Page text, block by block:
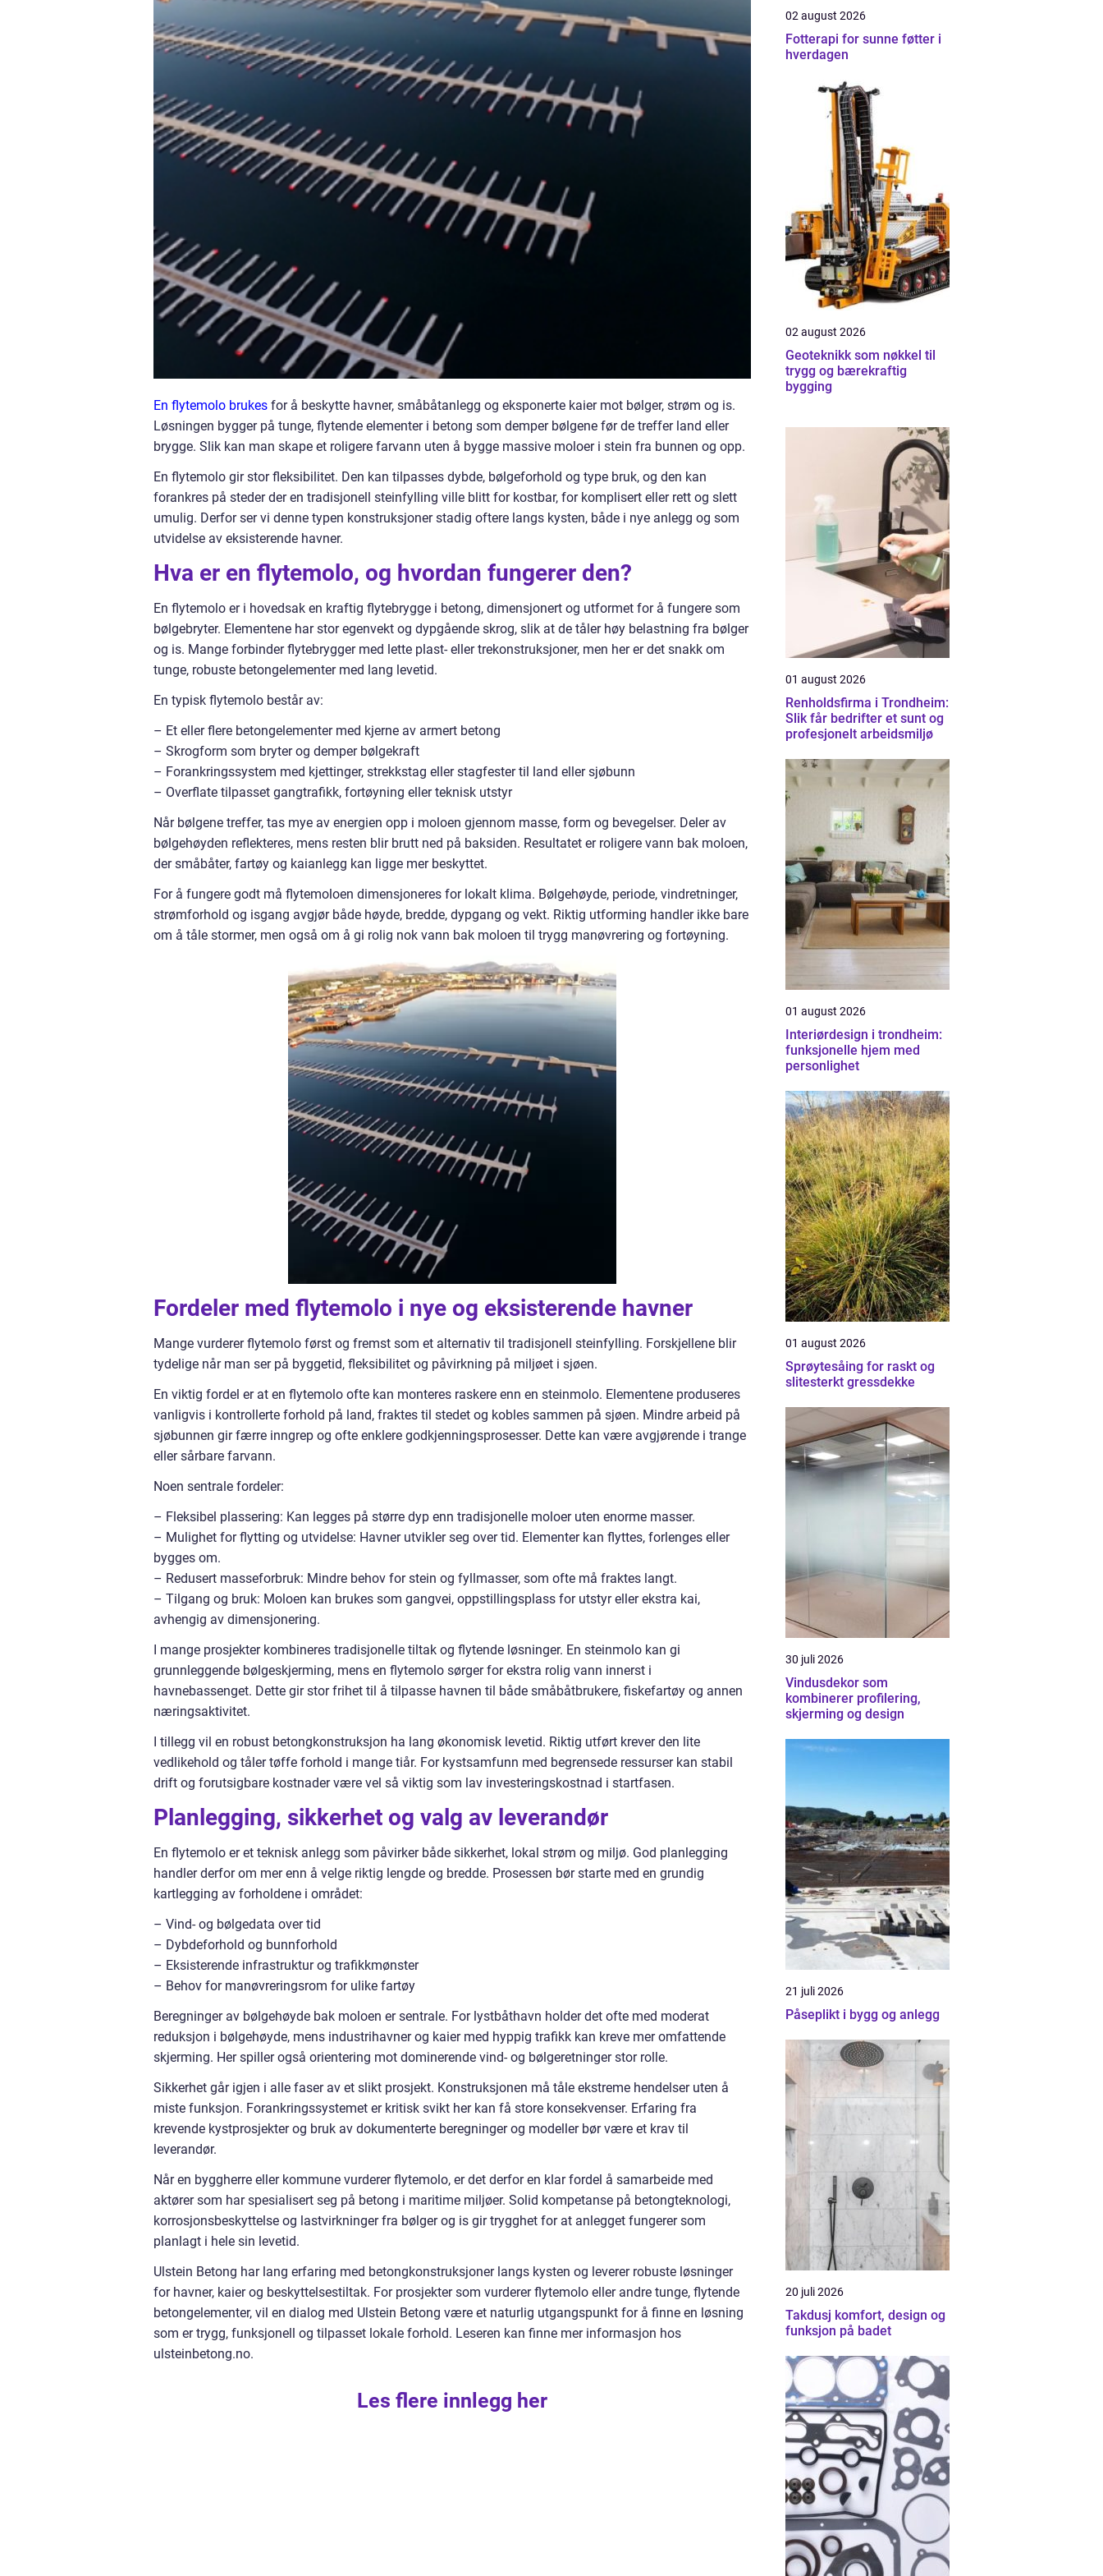
En flytemolo brukes for å beskytte havner, småbåtanlegg og eksponerte kaier mot bølger, strøm og is.
Løsningen bygger på tunge, flytende elementer i betong som demper bølgene før de treffer land eller
brygge. Slik kan man skape et roligere farvann uten å bygge massive moloer i stein fra bunnen og opp.
En flytemolo gir stor fleksibilitet. Den kan tilpasses dybde, bølgeforhold og type bruk, og den kan
forankres på steder der en tradisjonell steinfylling ville blitt for kostbar, for komplisert eller rett og slett
umulig. Derfor ser vi denne typen konstruksjoner stadig oftere langs kysten, både i nye anlegg og som
utvidelse av eksisterende havner.
Hva er en flytemolo, og hvordan fungerer den?
En flytemolo er i hovedsak en kraftig flytebrygge i betong, dimensjonert og utformet for å fungere som
bølgebryter. Elementene har stor egenvekt og dypgående skrog, slik at de tåler høy belastning fra bølger
og is. Mange forbinder flytebrygger med lette plast- eller trekonstruksjoner, men her er det snakk om
tunge, robuste betongelementer med lang levetid.
En typisk flytemolo består av:
– Et eller flere betongelementer med kjerne av armert betong
– Skrogform som bryter og demper bølgekraft
– Forankringssystem med kjettinger, strekkstag eller stagfester til land eller sjøbunn
– Overflate tilpasset gangtrafikk, fortøyning eller teknisk utstyr
Når bølgene treffer, tas mye av energien opp i moloen gjennom masse, form og bevegelser. Deler av
bølgehøyden reflekteres, mens resten blir brutt ned på baksiden. Resultatet er roligere vann bak moloen,
der småbåter, fartøy og kaianlegg kan ligge mer beskyttet.
For å fungere godt må flytemoloen dimensjoneres for lokalt klima. Bølgehøyde, periode, vindretninger,
strømforhold og isgang avgjør både høyde, bredde, dypgang og vekt. Riktig utforming handler ikke bare
om å tåle stormer, men også om å gi rolig nok vann bak moloen til trygg manøvrering og fortøyning.
Fordeler med flytemolo i nye og eksisterende havner
Mange vurderer flytemolo først og fremst som et alternativ til tradisjonell steinfylling. Forskjellene blir
tydelige når man ser på byggetid, fleksibilitet og påvirkning på miljøet i sjøen.
En viktig fordel er at en flytemolo ofte kan monteres raskere enn en steinmolo. Elementene produseres
vanligvis i kontrollerte forhold på land, fraktes til stedet og kobles sammen på sjøen. Mindre arbeid på
sjøbunnen gir færre inngrep og ofte enklere godkjenningsprosesser. Dette kan være avgjørende i trange
eller sårbare farvann.
Noen sentrale fordeler:
– Fleksibel plassering: Kan legges på større dyp enn tradisjonelle moloer uten enorme masser.
– Mulighet for flytting og utvidelse: Havner utvikler seg over tid. Elementer kan flyttes, forlenges eller
bygges om.
– Redusert masseforbruk: Mindre behov for stein og fyllmasser, som ofte må fraktes langt.
– Tilgang og bruk: Moloen kan brukes som gangvei, oppstillingsplass for utstyr eller ekstra kai,
avhengig av dimensjonering.
I mange prosjekter kombineres tradisjonelle tiltak og flytende løsninger. En steinmolo kan gi
grunnleggende bølgeskjerming, mens en flytemolo sørger for ekstra rolig vann innerst i
havnebassenget. Dette gir stor frihet til å tilpasse havnen til både småbåtbrukere, fiskefartøy og annen
næringsaktivitet.
I tillegg vil en robust betongkonstruksjon ha lang økonomisk levetid. Riktig utført krever den lite
vedlikehold og tåler tøffe forhold i mange tiår. For kystsamfunn med begrensede ressurser kan stabil
drift og forutsigbare kostnader være vel så viktig som lav investeringskostnad i startfasen.
Planlegging, sikkerhet og valg av leverandør
En flytemolo er et teknisk anlegg som påvirker både sikkerhet, lokal strøm og miljø. God planlegging
handler derfor om mer enn å velge riktig lengde og bredde. Prosessen bør starte med en grundig
kartlegging av forholdene i området:
– Vind- og bølgedata over tid
– Dybdeforhold og bunnforhold
– Eksisterende infrastruktur og trafikkmønster
– Behov for manøvreringsrom for ulike fartøy
Beregninger av bølgehøyde bak moloen er sentrale. For lystbåthavn holder det ofte med moderat
reduksjon i bølgehøyde, mens industrihavner og kaier med hyppig trafikk kan kreve mer omfattende
skjerming. Her spiller også orientering mot dominerende vind- og bølgeretninger stor rolle.
Sikkerhet går igjen i alle faser av et slikt prosjekt. Konstruksjonen må tåle ekstreme hendelser uten å
miste funksjon. Forankringssystemet er kritisk svikt her kan få store konsekvenser. Erfaring fra
krevende kystprosjekter og bruk av dokumenterte beregninger og modeller bør være et krav til
leverandør.
Når en byggherre eller kommune vurderer flytemolo, er det derfor en klar fordel å samarbeide med
aktører som har spesialisert seg på betong i maritime miljøer. Solid kompetanse på betongteknologi,
korrosjonsbeskyttelse og lastvirkninger fra bølger og is gir trygghet for at anlegget fungerer som
planlagt i hele sin levetid.
Ulstein Betong har lang erfaring med betongkonstruksjoner langs kysten og leverer robuste løsninger
for havner, kaier og beskyttelsestiltak. For prosjekter som vurderer flytemolo eller andre tunge, flytende
betongelementer, vil en dialog med Ulstein Betong være et naturlig utgangspunkt for å finne en løsning
som er trygg, funksjonell og tilpasset lokale forhold. Leseren kan finne mer informasjon hos
ulsteinbetong.no.
Les flere innlegg her
02 august 2026
Fotterapi for sunne føtter i
hverdagen
02 august 2026
Geoteknikk som nøkkel til
trygg og bærekraftig
bygging
01 august 2026
Renholdsfirma i Trondheim:
Slik får bedrifter et sunt og
profesjonelt arbeidsmiljø
01 august 2026
Interiørdesign i trondheim:
funksjonelle hjem med
personlighet
01 august 2026
Sprøytesåing for raskt og
slitesterkt gressdekke
30 juli 2026
Vindusdekor som
kombinerer profilering,
skjerming og design
21 juli 2026
Påseplikt i bygg og anlegg
20 juli 2026
Takdusj komfort, design og
funksjon på badet